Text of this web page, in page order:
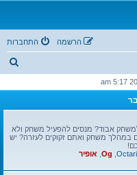
התחברות הרשמה
ו
אבוד? מנסים להפעיל משחק ולא
במהלך משחק ואתם זקוקים לעזרה? יש
Og אופיר